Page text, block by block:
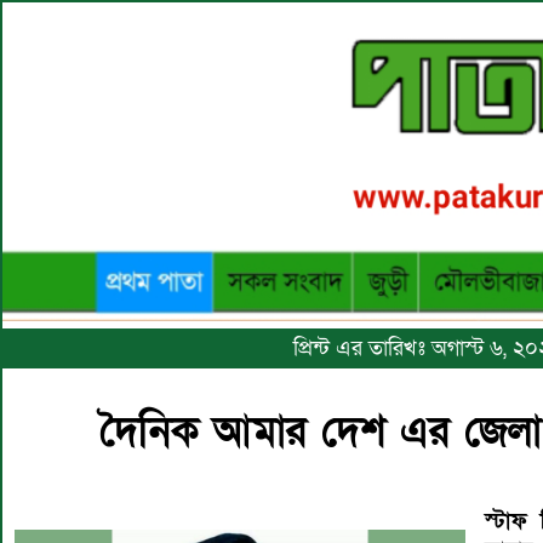
প্রিন্ট এর তারিখঃ অগাস্ট ৬,
দৈনিক আমার দেশ এর জেলা
স্টাফ